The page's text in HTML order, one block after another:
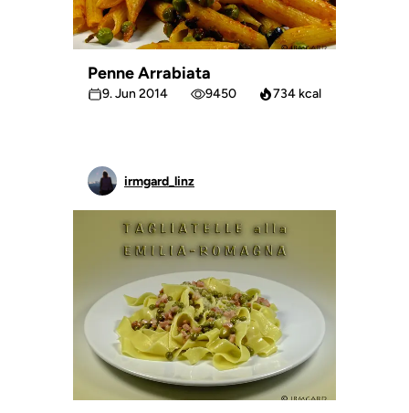
Penne Arrabiata
9. Jun 2014 9450 734 kcal
irmgard_linz